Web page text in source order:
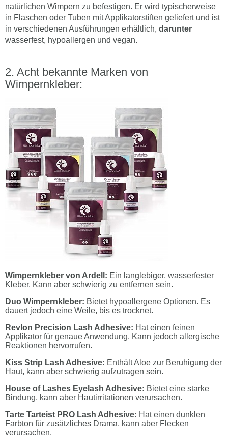
natürlichen Wimpern zu befestigen. Er wird typischerweise
in Flaschen oder Tuben mit Applikatorstiften geliefert und ist
in verschiedenen Ausführungen erhältlich, darunter
wasserfest, hypoallergen und vegan.
Acht bekannte Marken von
Wimpernkleber:
Wimpernkleber von Ardell: Ein langlebiger, wasserfester
Kleber. Kann aber schwierig zu entfernen sein.
Duo Wimpernkleber: Bietet hypoallergene Optionen. Es
dauert jedoch eine Weile, bis es trocknet.
Revlon Precision Lash Adhesive: Hat einen feinen
Applikator für genaue Anwendung. Kann jedoch allergische
Reaktionen hervorrufen.
Kiss Strip Lash Adhesive: Enthält Aloe zur Beruhigung der
Haut, kann aber schwierig aufzutragen sein.
House of Lashes Eyelash Adhesive: Bietet eine starke
Bindung, kann aber Hautirritationen verursachen.
Tarte Tarteist PRO Lash Adhesive: Hat einen dunklen
Farbton für zusätzliches Drama, kann aber Flecken
verursachen.